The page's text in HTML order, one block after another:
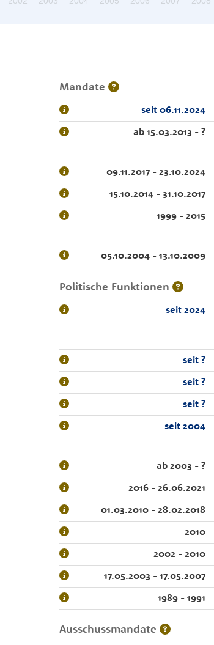
Mandate
seit 06.11.2024
ab 15.03.2013 - ?
09.11.2017 - 23.10.2024
15.10.2014 - 31.10.2017
1999 - 2015
05.10.2004 - 13.10.2009
Politische Funktionen
seit 2024
seit ?
seit ?
seit ?
seit 2004
ab 2003 - ?
2016 - 26.06.2021
01.03.2010 - 28.02.2018
2010
2002 - 2010
17.05.2003 - 17.05.2007
1989 - 1991
Ausschussmandate